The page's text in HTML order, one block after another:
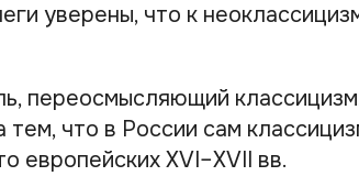
уверены, что к
переосмысляющий
тем, что в России сам
европейских XVI–XVII вв.